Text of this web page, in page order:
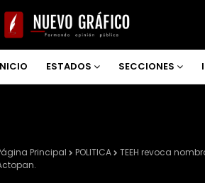
ESTADOS SECCIONES
Principal POLITICA
TEEH revoca